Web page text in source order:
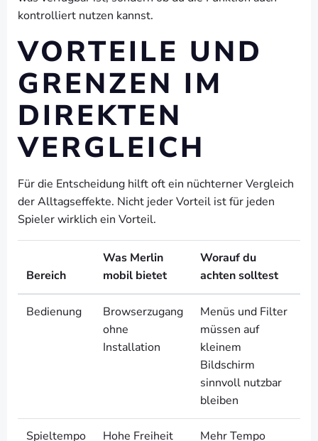
kontrolliert nutzen kannst.
VORTEILE UND
GRENZEN IM
DIREKTEN
VERGLEICH
Für die Entscheidung hilft oft ein nüchterner Vergleich
der Alltagseffekte. Nicht jeder Vorteil ist für jeden
Spieler wirklich ein Vorteil.
Bereich
Was Merlin
mobil bietet
Worauf du
achten solltest
Bedienung
Browserzugang
ohne
Installation
Menüs und Filter
müssen auf
kleinem
Bildschirm
sinnvoll nutzbar
bleiben
Spieltempo Hohe Freiheit Mehr Tempo